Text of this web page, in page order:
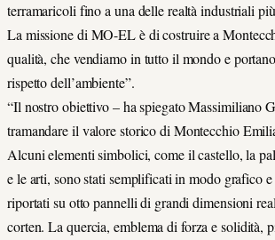
terramaricoli fino a una delle realtà industriali
La missione di MO-EL è di costruire a
qualità, che vendiamo in tutto il mondo e
rispetto dell’ambiente”.
“Il nostro obiettivo – ha spiegato Massimiliano
tramandare il valore storico di Montecchio
Alcuni elementi simbolici, come il castello, la
e le arti, sono stati semplificati in modo grafico
riportati su otto pannelli di grandi dimensioni
corten. La quercia, emblema di forza e solidità,